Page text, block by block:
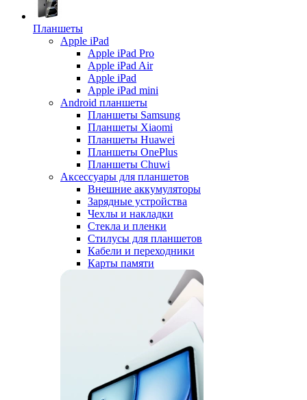
Планшеты
Apple iPad
Apple iPad Pro
Apple iPad Air
Apple iPad
Apple iPad mini
Android планшеты
Планшеты Samsung
Планшеты Xiaomi
Планшеты Huawei
Планшеты OnePlus
Планшеты Chuwi
Аксессуары для планшетов
Внешние аккумуляторы
Зарядные устройства
Чехлы и накладки
Стекла и пленки
Стилусы для планшетов
Кабели и переходники
Карты памяти